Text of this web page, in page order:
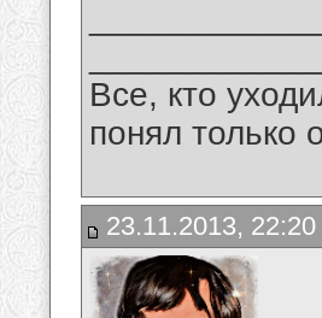
Все, кто
понял только
23.11.2013, 22:20